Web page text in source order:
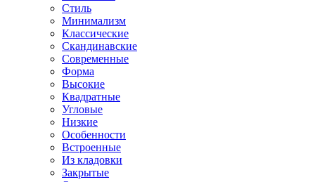
Стиль
Минимализм
Классические
Скандинавские
Современные
Форма
Высокие
Квадратные
Угловые
Низкие
Особенности
Встроенные
Из кладовки
Закрытые